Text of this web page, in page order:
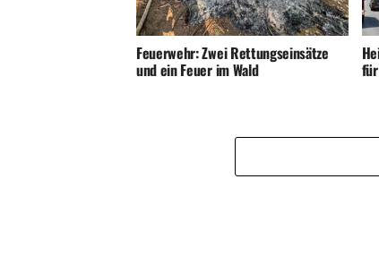
Feuerwehr: Zwei Rettungseinsätze
und ein Feuer im Wald